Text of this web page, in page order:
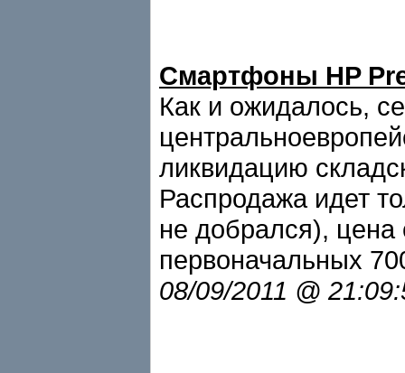
Смартфоны HP
Как и ожидалось,
ликвидацию
Распродажа идет
не добрался), цена
первоначальных
08/09/2011 @